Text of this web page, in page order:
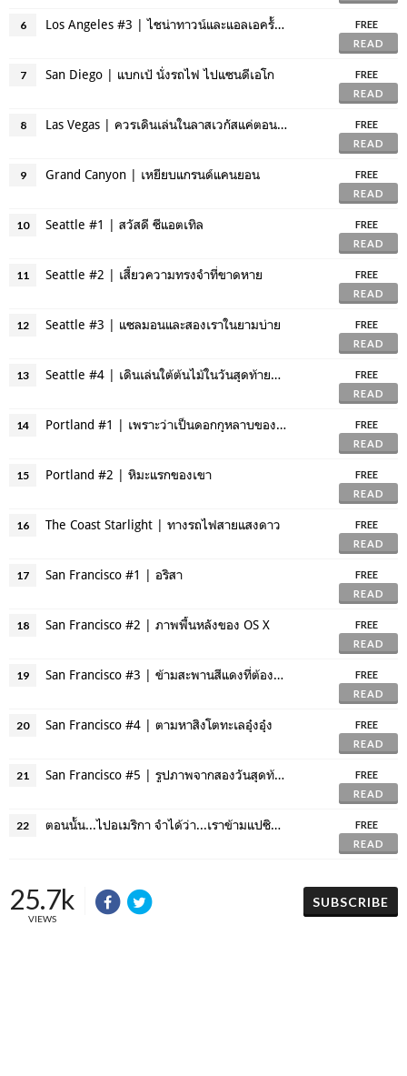
6 Los Angeles #3 | ไชน่าทาวน์และแอลเอครั้งสุดท้าย
FREE
READ
7 San Diego | แบกเป้ นั่งรถไฟ ไปแซนดีเอโก
FREE
READ
8 Las Vegas | ควรเดินเล่นในลาสเวกัสแค่ตอนกลางคืน
FREE
READ
9 Grand Canyon | เหยียบแกรนด์แคนยอน
FREE
READ
10 Seattle #1 | สวัสดี ซีแอตเทิล
FREE
READ
11 Seattle #2 | เสี้ยวความทรงจำที่ขาดหาย
FREE
READ
12 Seattle #3 | แซลมอนและสองเราในยามบ่าย
FREE
READ
13 Seattle #4 | เดินเล่นใต้ต้นไม้ในวันสุดท้ายที่ซีแอตเทิล
FREE
READ
14 Portland #1 | เพราะว่าเป็นดอกกุหลาบของฉัน
FREE
READ
15 Portland #2 | หิมะแรกของเขา
FREE
READ
16 The Coast Starlight | ทางรถไฟสายแสงดาว
FREE
READ
17 San Francisco #1 | อริสา
FREE
READ
18 San Francisco #2 | ภาพพื้นหลังของ OS X
FREE
READ
19 San Francisco #3 | ข้ามสะพานสีแดงที่ต้องเจ๊งในหนังสัตว์ประหลาดทุกเรื่อง
FREE
READ
20 San Francisco #4 | ตามหาสิงโตทะเลอุ๋งอุ๋ง
FREE
READ
21 San Francisco #5 | รูปภาพจากสองวันสุดท้าย
FREE
READ
22 ตอนนั้น...ไปอเมริกา จำได้ว่า...เราข้ามแปซิกฟิกไปด้วยกัน
FREE
READ
25.7k
VIEWS
SUBSCRIBE